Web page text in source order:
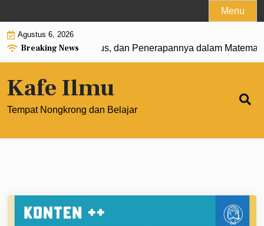
to
content
Menu
Agustus 6, 2026
Breaking NewsRumus, dan Penerapannya dalam Matematika
Kafe Ilmu
Tempat Nongkrong dan Belajar